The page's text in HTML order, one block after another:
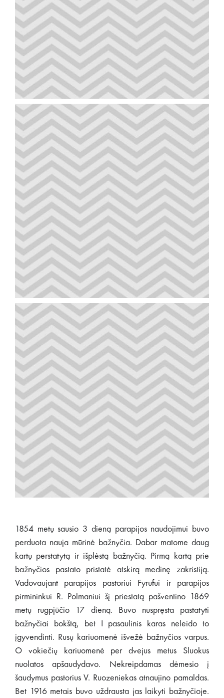
1854 metų sausio 3 dieną parapijos naudojimui buvo
perduota nauja mūrinė bažnyčia. Dabar matome daug
kartų perstatytą ir išplėstą bažnyčią. Pirmą kartą prie
bažnyčios pastato pristatė atskirą medinę zakristiją.
Vadovaujant parapijos pastoriui Fyrufui ir parapijos
pirmininkui R. Polmaniui šį priestatą pašventino 1869
metų rugpjūčio 17 dieną. Buvo nuspręsta pastatyti
bažnyčiai bokštą, bet I pasaulinis karas neleido to
įgyvendinti. Rusų kariuomenė išvežė bažnyčios varpus.
O vokiečių kariuomenė per dvejus metus Sluokus
nuolatos apšaudydavo. Nekreipdamas dėmesio į
šaudymus pastorius V. Ruozeniekas atnaujino pamaldas.
Bet 1916 metais buvo uždrausta jas laikyti bažnyčioje.